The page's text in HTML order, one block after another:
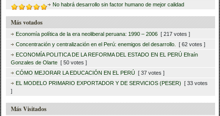
No habrá desarrollo sin factor humano de mejor calidad
Más votados
Economía política de la era neoliberal peruana: 1990 – 2006 [ 217 votes ]
Concentración y centralización en el Perú: enemigos del desarrollo.
[ 62 votes ]
ECONOMÍA POLITICA DE LA REFORMA DEL ESTADO EN EL PERÚ Efraín
Gonzales de Olarte [ 50 votes ]
CÓMO MEJORAR LA EDUCACIÓN EN EL PERÚ [ 37 votes ]
EL MODELO PRIMARIO EXPORTADOR Y DE SERVICIOS (PESER) [ 33 votes
]
Más Visitados